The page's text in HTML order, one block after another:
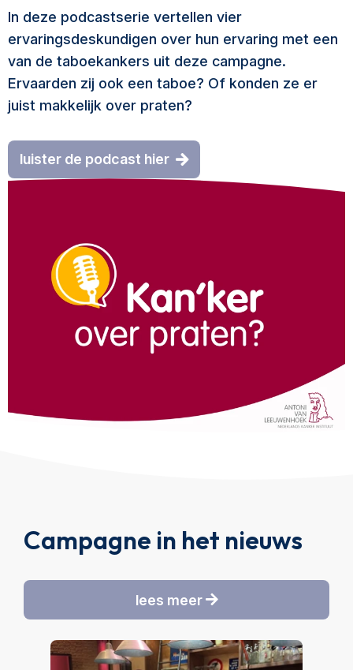
In deze podcastserie vertellen vier
ervaringsdeskundigen over hun ervaring met een
van de taboekankers uit deze campagne.
Ervaarden zij ook een taboe? Of konden ze er
juist makkelijk over praten?
luister de podcast hier
Campagne in het nieuws
lees meer